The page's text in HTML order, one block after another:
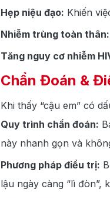
Hẹp niệu đạo: Khiến
Nhiễm trùng toàn thân:
Tăng nguy cơ nhiễm
Chẩn Đoán &
Khi thấy “cậu em” có
Quy trình chẩn đoán:
này nhanh gọn và
Phương pháp điều trị:
lậu ngày càng “lì đòn”,